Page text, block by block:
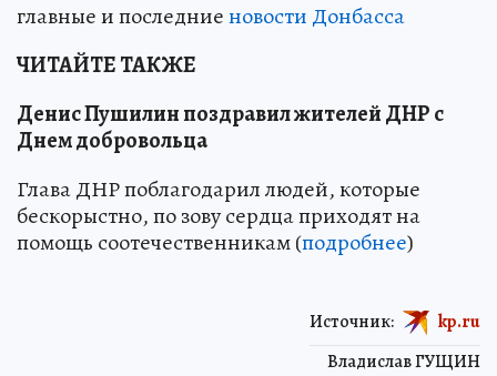
главные и последниеновости Донбасса
ЧИТАЙТЕ ТАКЖЕ
Денис Пушилин поздравил жителей ДНР с
Днем добровольца
Глава ДНР поблагодарил людей, которые
бескорыстно, по зову сердца приходят на
помощь соотечественникам (подробнее)
Владислав ГУЩИН
Источник: kp.ru